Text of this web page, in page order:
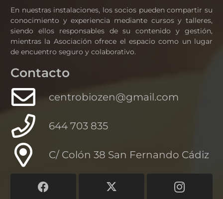
En nuestras instalaciones, los socios pueden compartir su
conocimiento y experiencia mediante cursos y talleres,
siendo ellos responsables de su contenido y gestión,
mientras la Asociación ofrece el espacio como un lugar
de encuentro seguro y colaborativo.
Contacto
centrobiozen@gmail.com
644 703 835
C/ Colón 38 San Fernando Cádiz